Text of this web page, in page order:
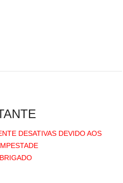
DESATIVAS DEVIDO AOS